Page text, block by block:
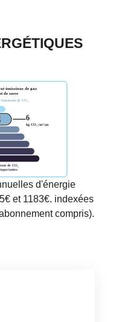
d'énergie
et 1183€. indexées
compris).